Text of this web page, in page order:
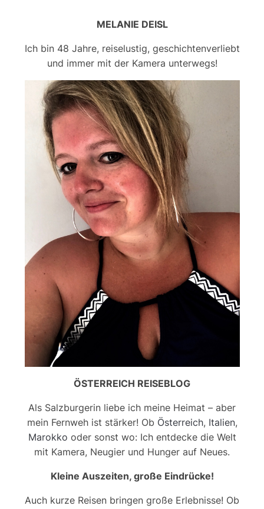
MELANIE DEISL
Ich bin 48 Jahre, reiselustig, geschichtenverliebt
und immer mit der Kamera unterwegs!
ÖSTERREICH REISEBLOG
Als Salzburgerin liebe ich meine Heimat – aber
mein Fernweh ist stärker! Ob Österreich, Italien,
Marokko oder sonst wo: Ich entdecke die Welt
mit Kamera, Neugier und Hunger auf Neues.
Kleine Auszeiten, große Eindrücke!
Auch kurze Reisen bringen große Erlebnisse! Ob